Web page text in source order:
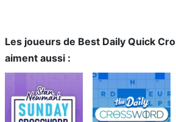
Les joueurs de Best Daily Quick
aiment aussi :